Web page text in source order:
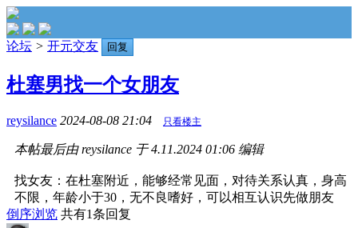
论坛 > 开元交友 回复
杜塞男找一个女朋友
reysilance 2024-08-08 21:04 只看楼主
本帖最后由 reysilance 于 4.11.2024 01:06 编辑
找女友：在杜塞附近，能够经常见面，对待关系认真，身高
不限，年龄小于30，无不良嗜好，可以相互认识先做朋友
倒序浏览 共有1条回复